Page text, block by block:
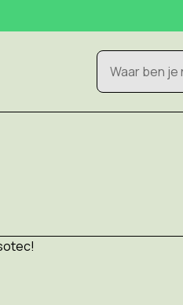
Zoeken